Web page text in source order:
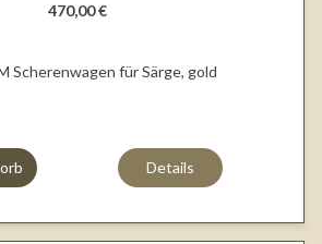
470,00 €
Scherenwagen für Särge, gold
Details